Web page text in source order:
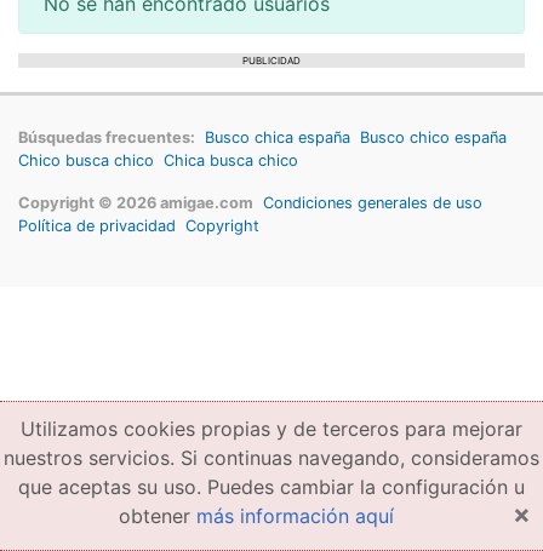
PUBLICIDAD
Búsquedas frecuentes: Busco chica españa Busco chico españa
Chico busca chico Chica busca chico
Copyright © 2026 amigae.com Condiciones generales de uso
Política de privacidad Copyright
Utilizamos cookies propias y de terceros para mejorar
nuestros servicios. Si continuas navegando, consideramos
que aceptas su uso. Puedes cambiar la configuración u
obtener más información aquí ×